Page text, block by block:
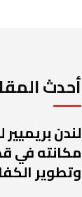
أحدث
لندن
مكانته في
وتطوير